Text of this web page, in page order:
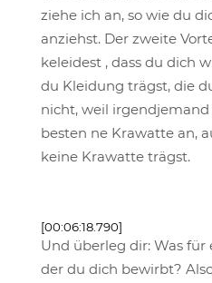
ziehe ich an, so wie du
anziehst. Der zweite
keleidest , dass du dich
du Kleidung trägst, die
nicht, weil
besten ne Krawatte an,
keine Krawatte trägst.
[00:06:18.790]
Und überleg dir: Was für
der du dich bewirbt?